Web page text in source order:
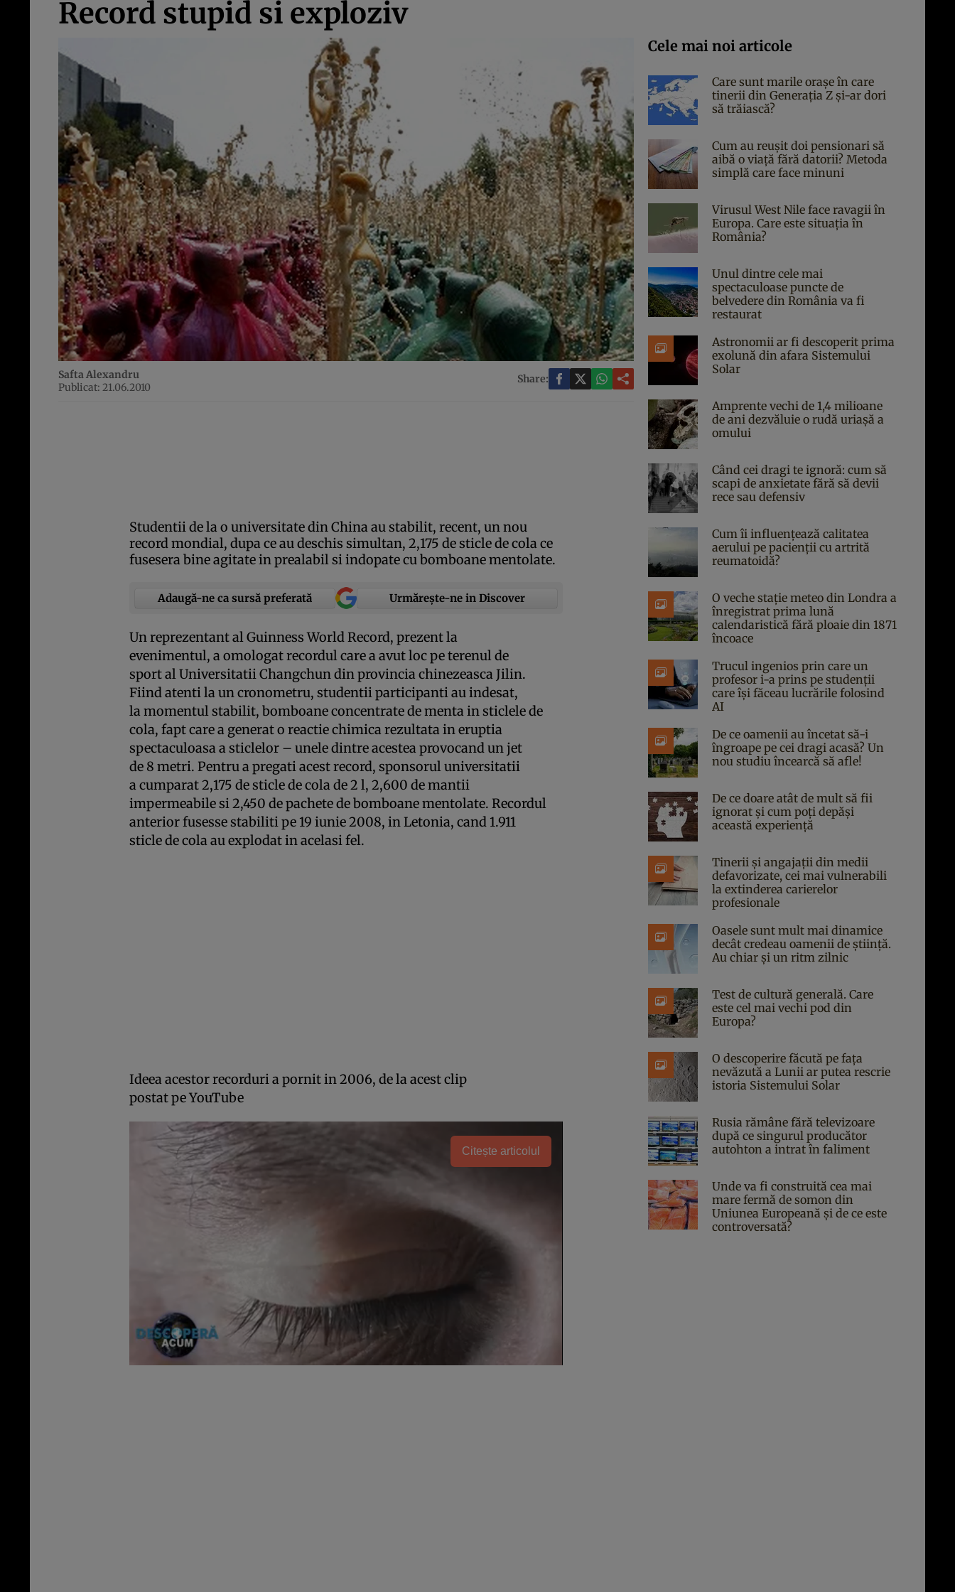
Record stupid si exploziv
Safta Alexandru
Publicat: 21.06.2010
Share:
Studentii de la o universitate din China au stabilit, recent, un nou
record mondial, dupa ce au deschis simultan, 2,175 de sticle de cola ce
fusesera bine agitate in prealabil si indopate cu bomboane mentolate.
Adaugă-ne ca sursă preferată Urmărește-ne in Discover
Un reprezentant al Guinness World Record, prezent la
evenimentul, a omologat recordul care a avut loc pe terenul de
sport al Universitatii Changchun din provincia chinezeasca Jilin.
Fiind atenti la un cronometru, studentii participanti au indesat,
la momentul stabilit, bomboane concentrate de menta in sticlele de
cola, fapt care a generat o reactie chimica rezultata in eruptia
spectaculoasa a sticlelor – unele dintre acestea provocand un jet
de 8 metri. Pentru a pregati acest record, sponsorul universitatii
a cumparat 2,175 de sticle de cola de 2 l, 2,600 de mantii
impermeabile si 2,450 de pachete de bomboane mentolate. Recordul
anterior fusesse stabiliti pe 19 iunie 2008, in Letonia, cand 1.911
sticle de cola au explodat in acelasi fel.
Ideea acestor recorduri a pornit in 2006, de la acest clip
postat pe YouTube
Citește articolul
Cele mai noi articole
Care sunt marile orașe în care
tinerii din Generația Z și-ar dori
să trăiască?
Cum au reușit doi pensionari să
aibă o viață fără datorii? Metoda
simplă care face minuni
Virusul West Nile face ravagii în
Europa. Care este situația în
România?
Unul dintre cele mai
spectaculoase puncte de
belvedere din România va fi
restaurat
Astronomii ar fi descoperit prima
exolună din afara Sistemului
Solar
Amprente vechi de 1,4 milioane
de ani dezvăluie o rudă uriașă a
omului
Când cei dragi te ignoră: cum să
scapi de anxietate fără să devii
rece sau defensiv
Cum îi influențează calitatea
aerului pe pacienții cu artrită
reumatoidă?
O veche stație meteo din Londra a
înregistrat prima lună
calendaristică fără ploaie din 1871
încoace
Trucul ingenios prin care un
profesor i-a prins pe studenții
care își făceau lucrările folosind
AI
De ce oamenii au încetat să-i
îngroape pe cei dragi acasă? Un
nou studiu încearcă să afle!
De ce doare atât de mult să fii
ignorat și cum poți depăși
această experiență
Tinerii și angajații din medii
defavorizate, cei mai vulnerabili
la extinderea carierelor
profesionale
Oasele sunt mult mai dinamice
decât credeau oamenii de știință.
Au chiar și un ritm zilnic
Test de cultură generală. Care
este cel mai vechi pod din
Europa?
O descoperire făcută pe fața
nevăzută a Lunii ar putea rescrie
istoria Sistemului Solar
Rusia rămâne fără televizoare
după ce singurul producător
autohton a intrat în faliment
Unde va fi construită cea mai
mare fermă de somon din
Uniunea Europeană și de ce este
controversată?